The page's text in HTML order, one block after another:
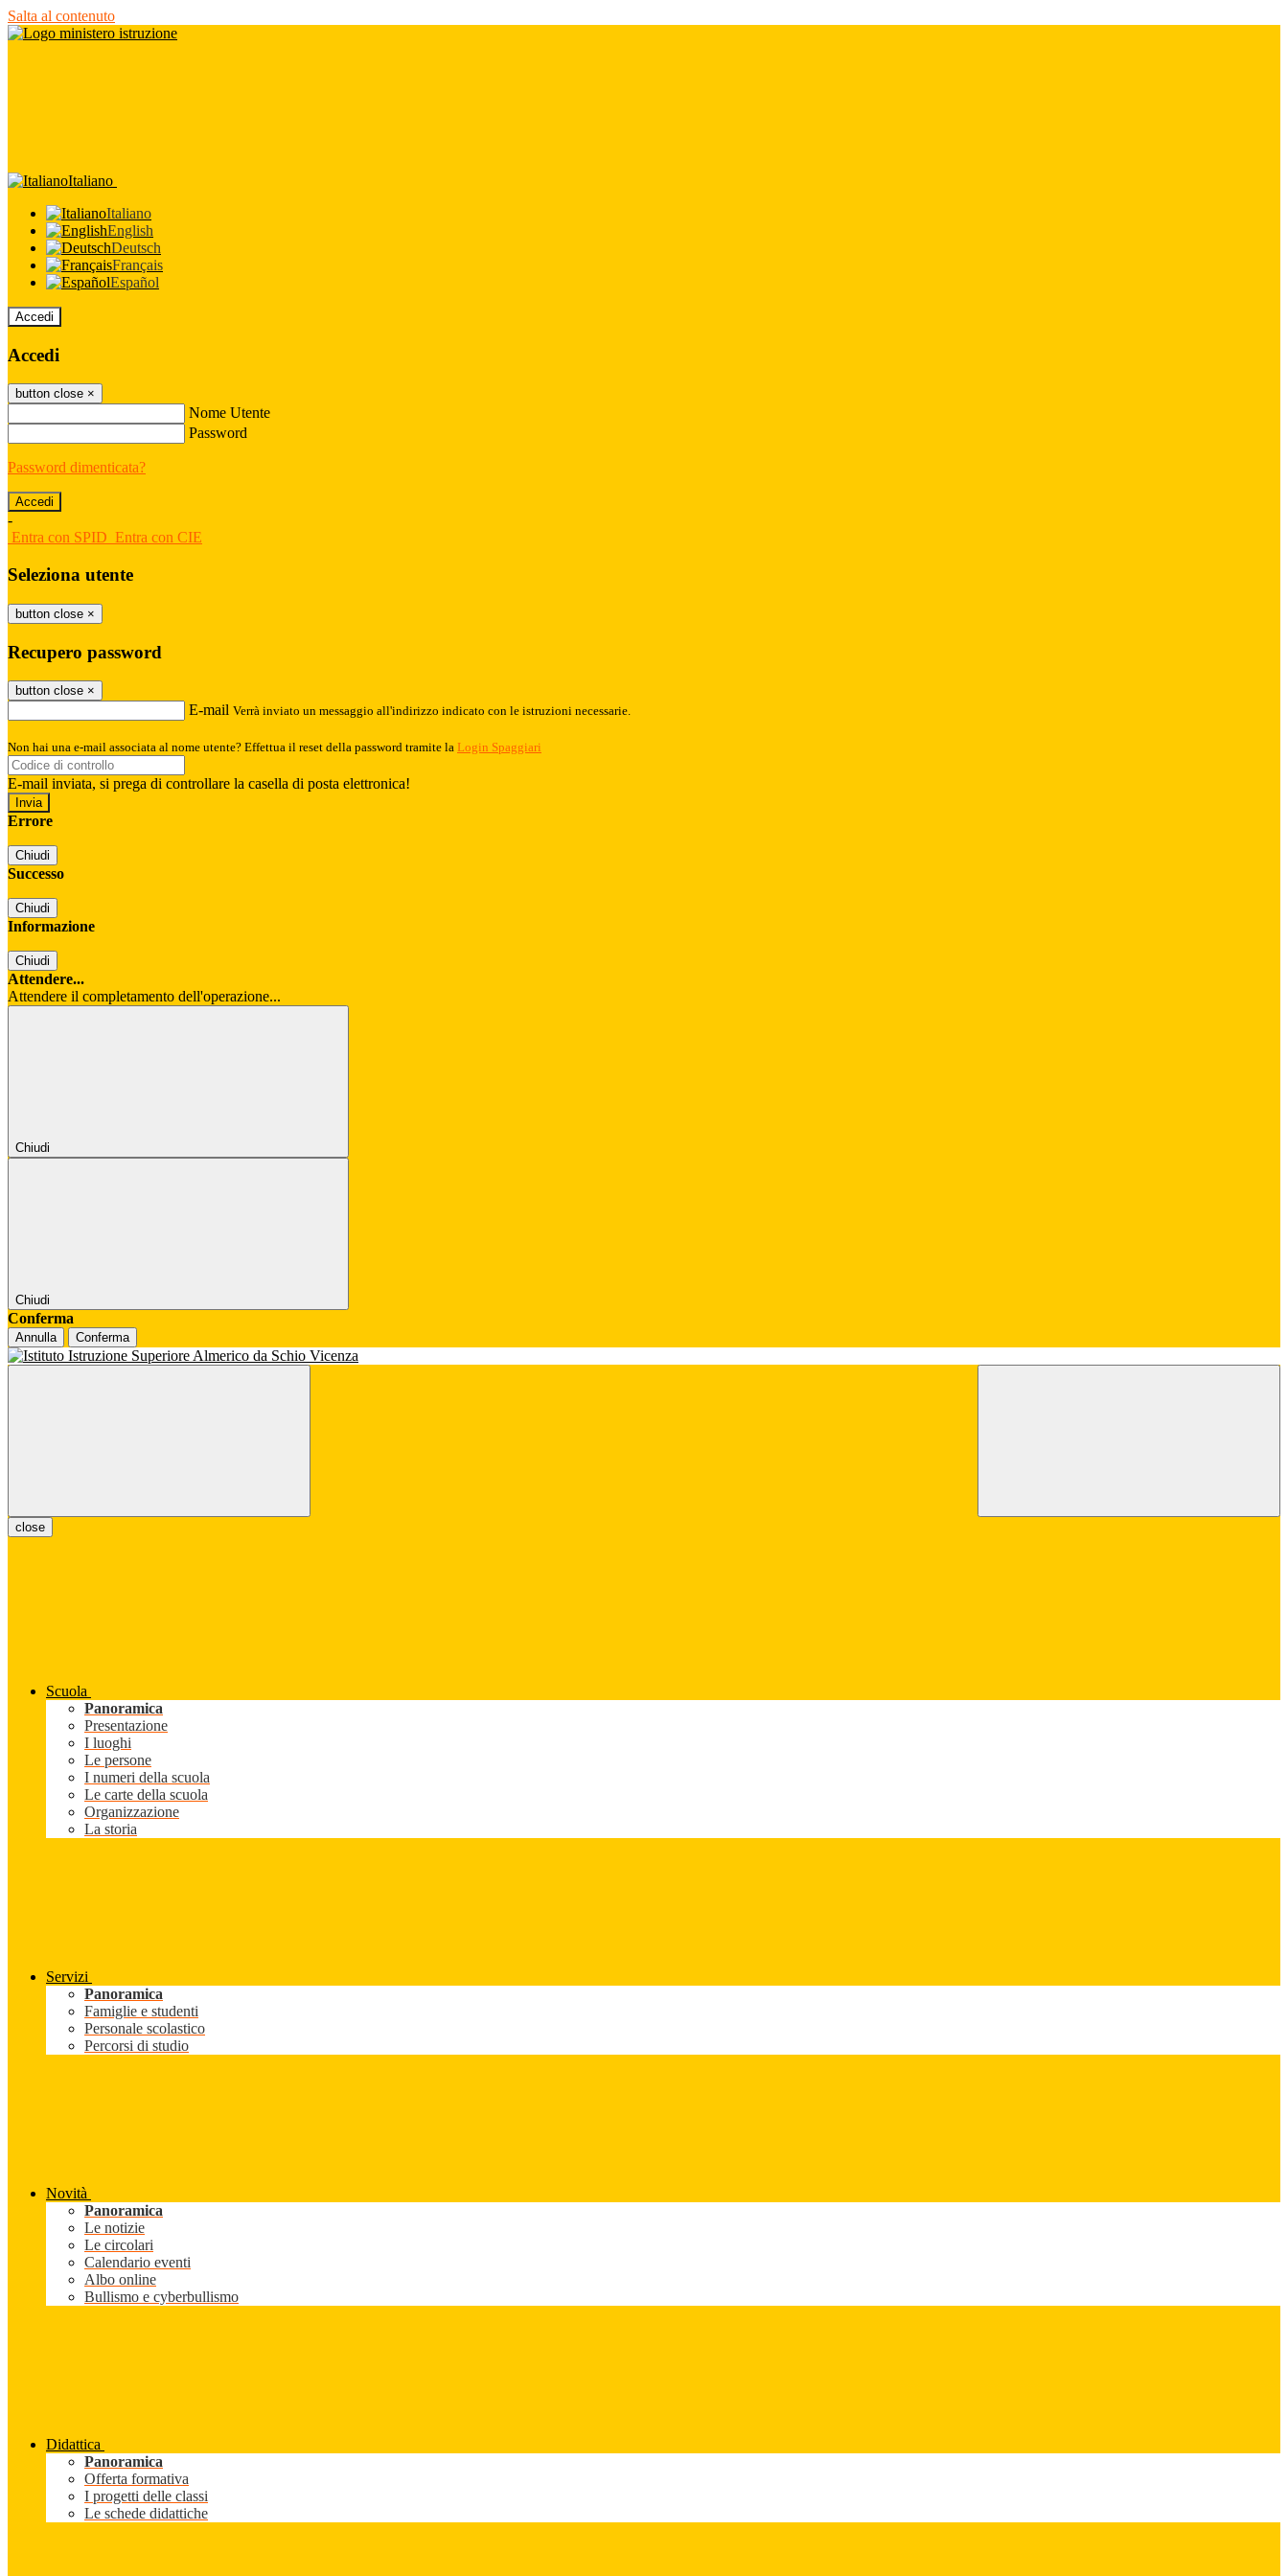
Salta al contenuto
Italiano
Italiano
English
Deutsch
Français
Español
Accedi
Accedi
button close ×
Nome Utente
Password
Password dimenticata?
-
Entra con SPID Entra con CIE
Seleziona utente
button close ×
Recupero password
button close ×
E-mail Verrà inviato un messaggio all'indirizzo indicato con le istruzioni necessarie.
Non hai una e-mail associata al nome utente? Effettua il reset della password tramite la Login Spaggiari
E-mail inviata, si prega di controllare la casella di posta elettronica!
Errore
Chiudi
Successo
Chiudi
Informazione
Chiudi
Attendere...
Attendere il completamento dell'operazione...
Chiudi
Chiudi
Conferma
Annulla Conferma
close
Scuola
Panoramica
Presentazione
I luoghi
Le persone
I numeri della scuola
Le carte della scuola
Organizzazione
La storia
Servizi
Panoramica
Famiglie e studenti
Personale scolastico
Percorsi di studio
Novità
Panoramica
Le notizie
Le circolari
Calendario eventi
Albo online
Bullismo e cyberbullismo
Didattica
Panoramica
Offerta formativa
I progetti delle classi
Le schede didattiche